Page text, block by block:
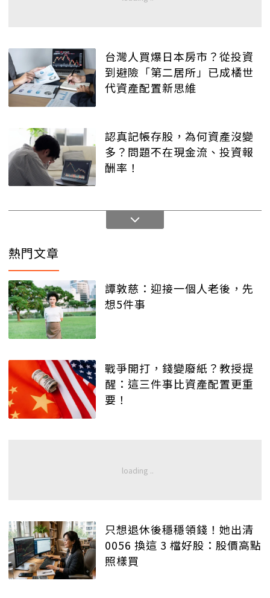
台灣人買爆日本房市？從投資
到避險「第二居所」已成橘世
代資產配置新思維
認真記帳存股，為何資產沒變
多？問題不在現金流、投資報
酬率！
熱門文章
譚敦慈：迎接一個人老後，先
想5件事
戰爭開打，錢變廢紙？教授提
醒：這三件事比資產配置更重
要！
只想退休後穩穩領錢！她出清
0056 換這 3 檔好股：股價高點
照樣買